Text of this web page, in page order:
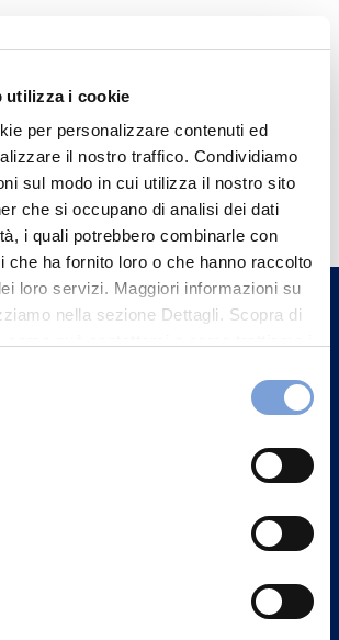
utilizza i cookie
per personalizzare contenuti ed
il nostro traffico. Condividiamo
sul modo in cui utilizza il nostro sito
che si occupano di analisi dei dati
i quali potrebbero combinarle con
che ha fornito loro o che hanno raccolto
loro servizi. Maggiori informazioni su
nella sezione Dettagli. Scopra di
del sito nella sezione "Informativa
di
più vicina a te e parla con